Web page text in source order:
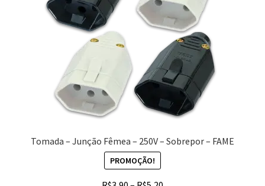
Tomada – Junção Fêmea – 250V – Sobrepor – FAME
PROMOÇÃO!